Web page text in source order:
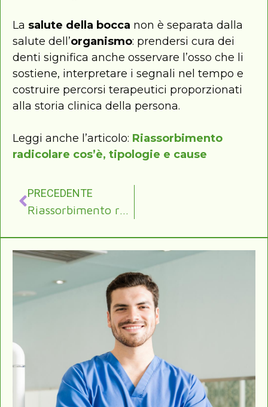
La salute della bocca non è separata dalla
salute dell’organismo: prendersi cura dei
denti significa anche osservare l’osso che li
sostiene, interpretare i segnali nel tempo e
costruire percorsi terapeutici proporzionati
alla storia clinica della persona.
Leggi anche l’articolo: Riassorbimento
radicolare cos’è, tipologie e cause
PRECEDENTE
Riassorbimento radicolare cos’è, tipologie e cause